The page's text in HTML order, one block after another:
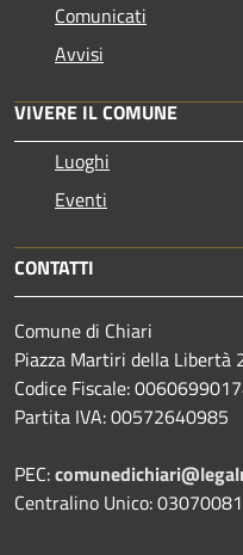
Comunicati
Avvisi
VIVERE IL COMUNE
Luoghi
Eventi
CONTATTI
Comune di Chiari
Piazza Martiri della Libertà
Codice Fiscale:
Partita IVA: 00572640985
PEC:
Centralino Unico: 03070081